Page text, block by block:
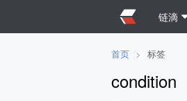
链滴
首页 > 标签
condition